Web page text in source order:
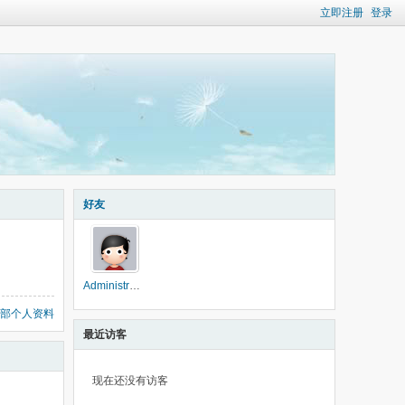
立即注册 登录
个人资料
好友
Administrator
最近访客
现在还没有访客